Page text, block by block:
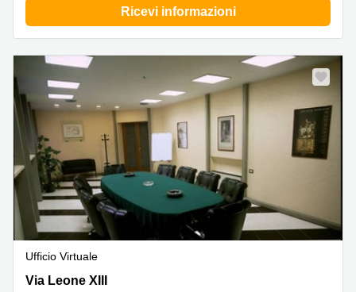
Ricevi informazioni
Ufficio Virtuale
Via Leone XIII, 95, Roma, Municipio XIII
Via Leone XIII